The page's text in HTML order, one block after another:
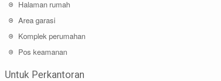
Halaman rumah
Area garasi
Komplek perumahan
Pos keamanan
Untuk Perkantoran